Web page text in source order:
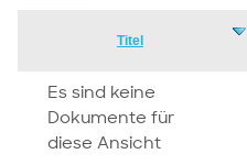
Titel
Es sind keine
Dokumente für
diese Ansicht